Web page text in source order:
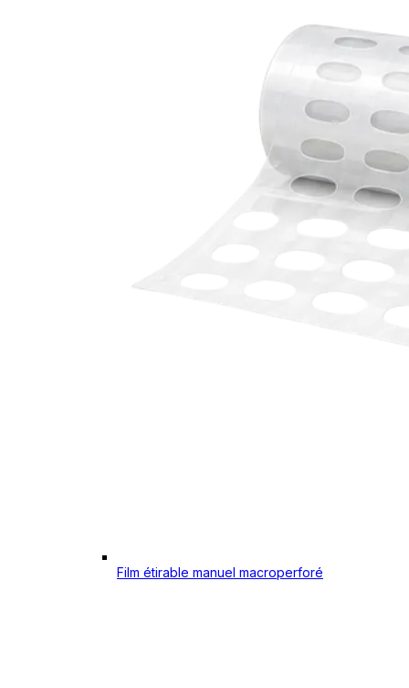
Film étirable manuel macroperforé